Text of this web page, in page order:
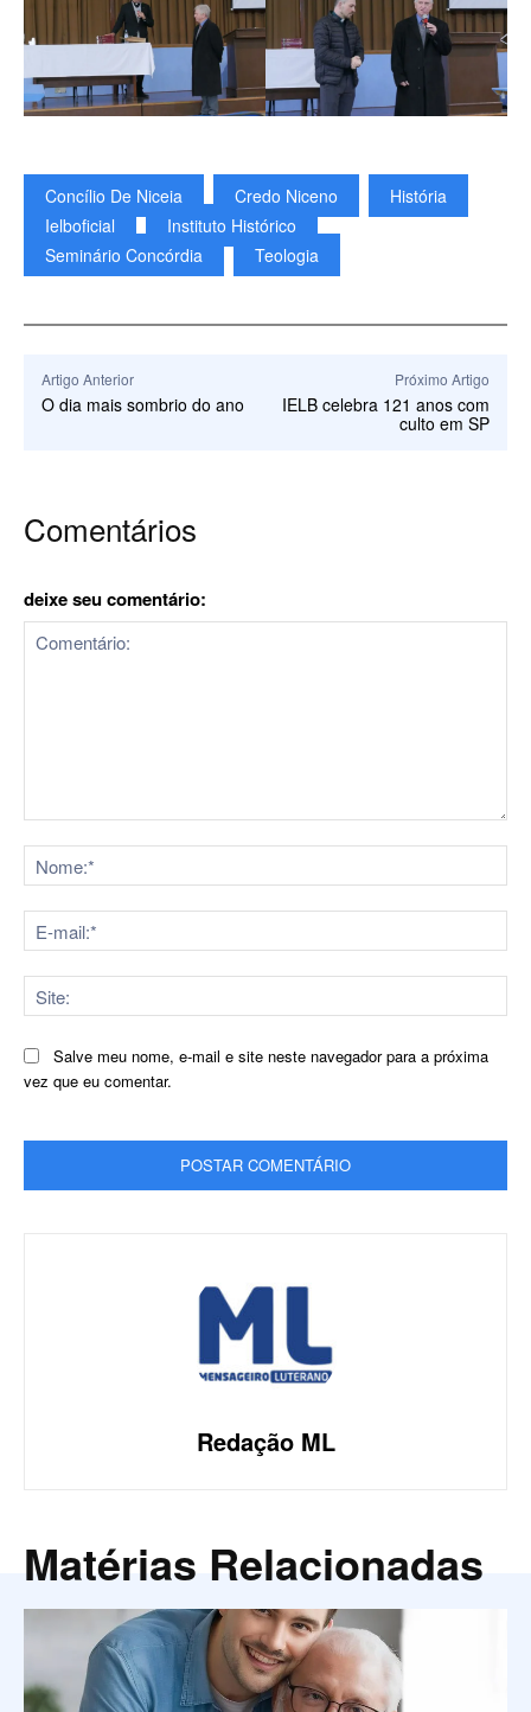
Concílio De Niceia Credo Niceno
História
Ielboficial
Instituto Histórico
Seminário Concórdia
Teologia
Artigo Anterior
O dia mais sombrio do ano
Próximo Artigo
IELB celebra 121 anos com
culto em SP
Comentários
deixe seu comentário:
Salve meu nome, e-mail e site neste navegador para a próxima
vez que eu comentar.
Redação ML
Matérias Relacionadas